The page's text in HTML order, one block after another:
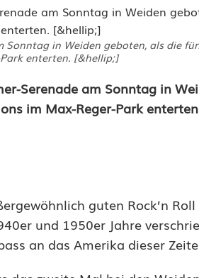
Sonntag in Weiden geboten, als die
enterten. [&hellip;]
Serenade am Sonntag in
im Max-Reger-Park
guten Rock’n
und 1950er Jahre
an das Amerika dieser